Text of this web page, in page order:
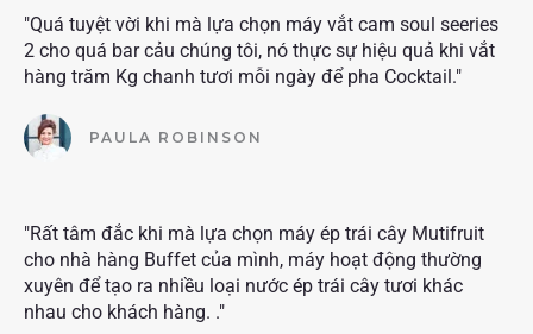
"Quá tuyệt vời khi mà lựa chọn máy vắt cam soul seeries
2 cho quá bar cảu chúng tôi, nó thực sự hiệu quả khi vắt
hàng trăm Kg chanh tươi mỗi ngày để pha Cocktail."
PAULA ROBINSON
"Rất tâm đắc khi mà lựa chọn máy ép trái cây Mutifruit
cho nhà hàng Buffet của mình, máy hoạt động thường
xuyên để tạo ra nhiều loại nước ép trái cây tươi khác
nhau cho khách hàng. ."